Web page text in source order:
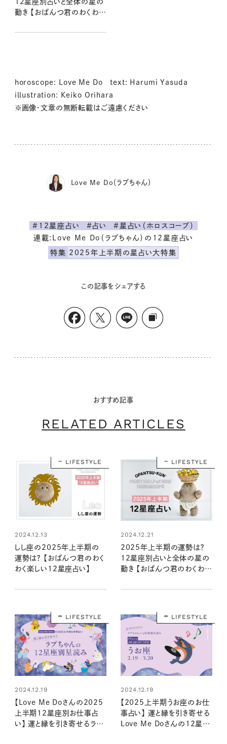
動き 【おぱんつ君のわくわく
horoscope: Love Me Do text: Harumi Yasuda
illustration: Keiko Orihara
※画像・文章の無断転載はご遠慮ください
Love Me Do（ラブちゃん）
#12星座占い #占い
#星占い（ホロスコープ）
連載:Love Me Do（ラブちゃん）の12星座占い
特集 2025年上半期の星占い大特集
この記事をシェアする
おすすめ記事
RELATED ARTICLES
LIFESTYLE
2024.12.13
しし座の2025年上半期の
運勢は？ 【おぱんつ君のわく
わく楽しい12星座占い】
LIFESTYLE
2024.12.21
2025年上半期の運勢は？
12星座別占いと全体の星の
動き 【おぱんつ君のわくわく
LIFESTYLE
2024.12.19
【Love Me Doさんの2025
上半期12星座別お仕事占
い】 運と縁を引き寄せるラブ
LIFESTYLE
2024.12.19
【2025上半期うお座のお仕
事占い】 運と縁を引き寄せる
Love Me Doさんの12星座